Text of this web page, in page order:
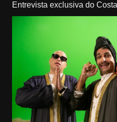
Entrevista exclusiva do